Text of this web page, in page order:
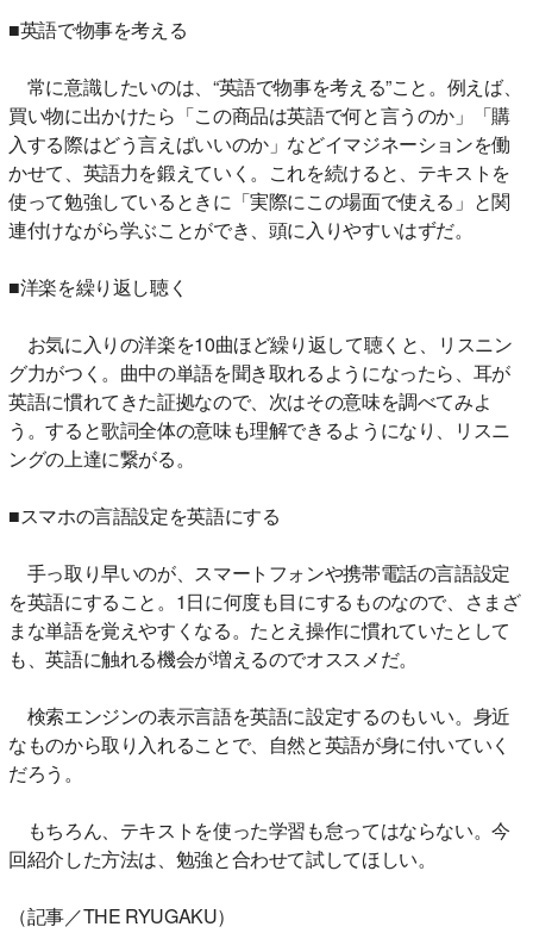
■英語で物事を考える
常に意識したいのは、“英語で物事を考える”こと。例えば、
買い物に出かけたら「この商品は英語で何と言うのか」「購
入する際はどう言えばいいのか」などイマジネーションを働
かせて、英語力を鍛えていく。これを続けると、テキストを
使って勉強しているときに「実際にこの場面で使える」と関
連付けながら学ぶことができ、頭に入りやすいはずだ。
■洋楽を繰り返し聴く
お気に入りの洋楽を10曲ほど繰り返して聴くと、リスニン
グ力がつく。曲中の単語を聞き取れるようになったら、耳が
英語に慣れてきた証拠なので、次はその意味を調べてみよ
う。すると歌詞全体の意味も理解できるようになり、リスニ
ングの上達に繋がる。
■スマホの言語設定を英語にする
手っ取り早いのが、スマートフォンや携帯電話の言語設定
を英語にすること。1日に何度も目にするものなので、さまざ
まな単語を覚えやすくなる。たとえ操作に慣れていたとして
も、英語に触れる機会が増えるのでオススメだ。
検索エンジンの表示言語を英語に設定するのもいい。身近
なものから取り入れることで、自然と英語が身に付いていく
だろう。
もちろん、テキストを使った学習も怠ってはならない。今
回紹介した方法は、勉強と合わせて試してほしい。
（記事／THE RYUGAKU）